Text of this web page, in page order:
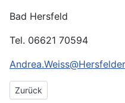
Bad Hersfeld
Tel. 06621 70594
Vorheriger Beitrag:
Zurück